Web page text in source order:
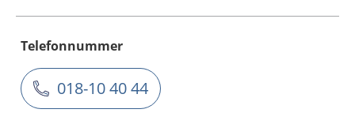
Telefonnummer
018-10 40 44